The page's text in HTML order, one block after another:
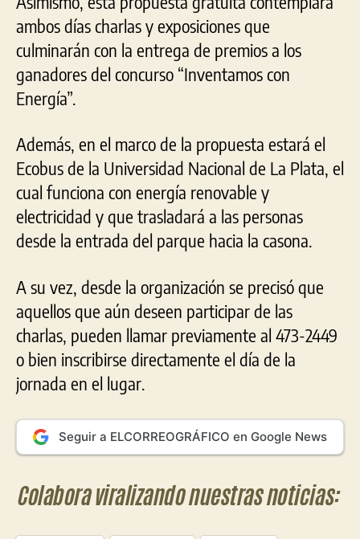
ambos días charlas y exposiciones que
culminarán con la entrega de premios a los
ganadores del concurso “Inventamos con
Energía”.
Además, en el marco de la propuesta estará el
Ecobus de la Universidad Nacional de La Plata, el
cual funciona con energía renovable y
electricidad y que trasladará a las personas
desde la entrada del parque hacia la casona.
A su vez, desde la organización se precisó que
aquellos que aún deseen participar de las
charlas, pueden llamar previamente al 473-2449
o bien inscribirse directamente el día de la
jornada en el lugar.
Seguir a ELCORREOGRÁFICO en Google News
Colabora viralizando nuestras noticias: